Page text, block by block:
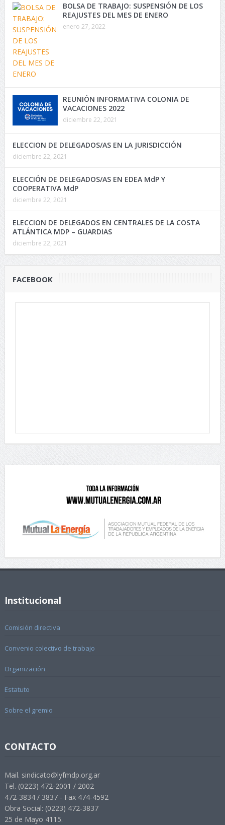
BOLSA DE TRABAJO: SUSPENSIÓN DE LOS
REAJUSTES DEL MES DE ENERO
enero 27, 2022
REUNIÓN INFORMATIVA COLONIA DE
VACACIONES 2022
diciembre 22, 2021
ELECCION DE DELEGADOS/AS EN LA JURISDICCIÓN
diciembre 22, 2021
ELECCIÓN DE DELEGADOS/AS EN EDEA MdP Y
COOPERATIVA MdP
diciembre 22, 2021
ELECCION DE DELEGADOS EN CENTRALES DE LA COSTA
ATLÁNTICA MDP – GUARDIAS
diciembre 22, 2021
FACEBOOK
Institucional
Comisión directiva
Convenio colectivo de trabajo
Organización
Estatuto
Sobre el gremio
CONTACTO
Mail. sindicato@lyfmdp.org.ar
Tel. (0223) 472-2001 / 2002
472-3834 / 3837 - Fax 474-4592
Obra Social: (0223) 472-3837
25 de Mayo 4115.